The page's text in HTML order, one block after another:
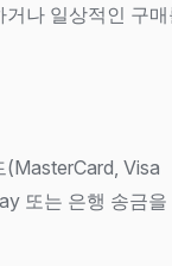
나 일상적인 구
Visa
또는 은행 송금을